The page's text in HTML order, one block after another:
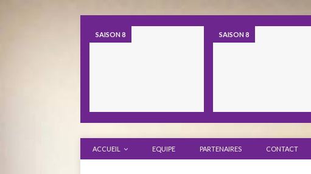
SAISON 8 SAISON 8
ACCUEIL EQUIPE PARTENAIRES CONTACT